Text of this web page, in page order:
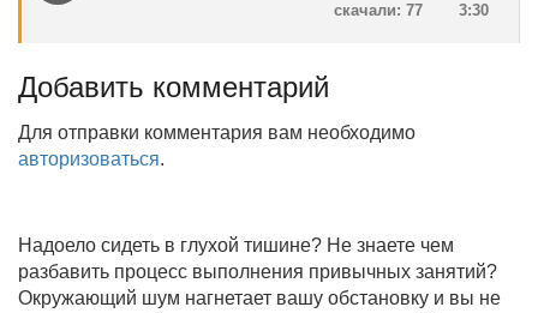
3:30
скачали: 77
Добавить комментарий
Для отправки комментария вам необходимо
авторизоваться.
Надоело сидеть в глухой тишине? Не знаете чем
разбавить процесс выполнения привычных занятий?
Окружающий шум нагнетает вашу обстановку и вы не